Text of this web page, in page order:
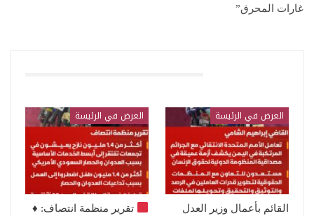
غارات المحرق”
العرض في الرئيسة
القائم بأعمال وزير العدل
العرض في الرئيسة
تقرير منظمة انتصاف: ♦️